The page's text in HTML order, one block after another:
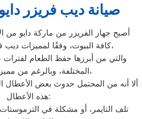
صيانة ديب فريزر
أصبح جهاز الفريزر من ماركة دايو من
كافة البيوت، وفقًا لمميزات ديب فريزر دايو العديدة،
والتي من أبرزها حفظ الطعام لفترات
المختلفة، وبالرغم من مميزاته العديدة،
ألا أنه من المحتمل حدوث بعض الأعطال
هذه الأعطال:
تلف التايمر، أو مشكلة في